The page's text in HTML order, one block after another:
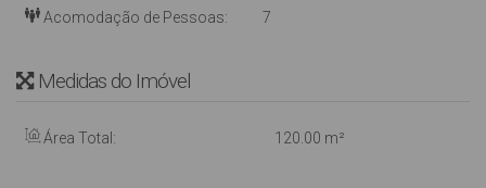
Acomodação de Pessoas: 7
Medidas do Imóvel
Área Total: 120.00 m²